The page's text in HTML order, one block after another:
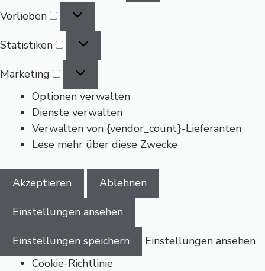
Vorlieben
Statistiken
Marketing
Optionen verwalten
Dienste verwalten
Verwalten von {vendor_count}-Lieferanten
Lese mehr über diese Zwecke
Akzeptieren Ablehnen
Einstellungen ansehen
Einstellungen speichern
Einstellungen ansehen
Cookie-Richtlinie